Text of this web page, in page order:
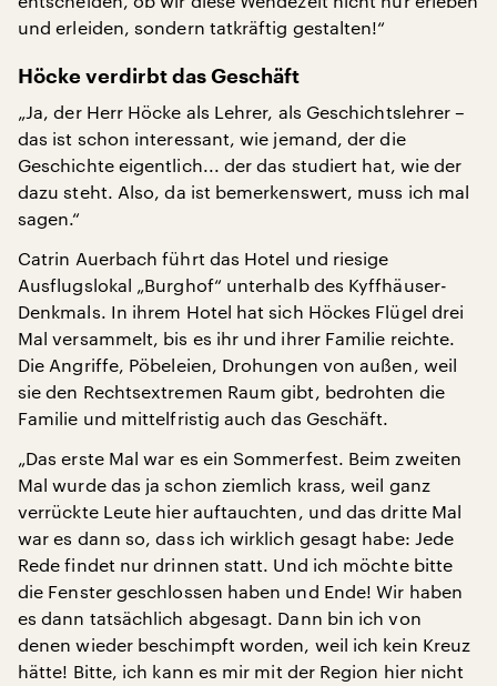
und erleiden, sondern tatkräftig gestalten!“
Höcke verdirbt das Geschäft
„Ja, der Herr Höcke als Lehrer, als Geschichtslehrer –
das ist schon interessant, wie jemand, der die
Geschichte eigentlich... der das studiert hat, wie der
dazu steht. Also, da ist bemerkenswert, muss ich mal
sagen.“
Catrin Auerbach führt das Hotel und riesige
Ausflugslokal „Burghof“ unterhalb des Kyffhäuser-
Denkmals. In ihrem Hotel hat sich Höckes Flügel drei
Mal versammelt, bis es ihr und ihrer Familie reichte.
Die Angriffe, Pöbeleien, Drohungen von außen, weil
sie den Rechtsextremen Raum gibt, bedrohten die
Familie und mittelfristig auch das Geschäft.
„Das erste Mal war es ein Sommerfest. Beim zweiten
Mal wurde das ja schon ziemlich krass, weil ganz
verrückte Leute hier auftauchten, und das dritte Mal
war es dann so, dass ich wirklich gesagt habe: Jede
Rede findet nur drinnen statt. Und ich möchte bitte
die Fenster geschlossen haben und Ende! Wir haben
es dann tatsächlich abgesagt. Dann bin ich von
denen wieder beschimpft worden, weil ich kein Kreuz
hätte! Bitte, ich kann es mir mit der Region hier nicht